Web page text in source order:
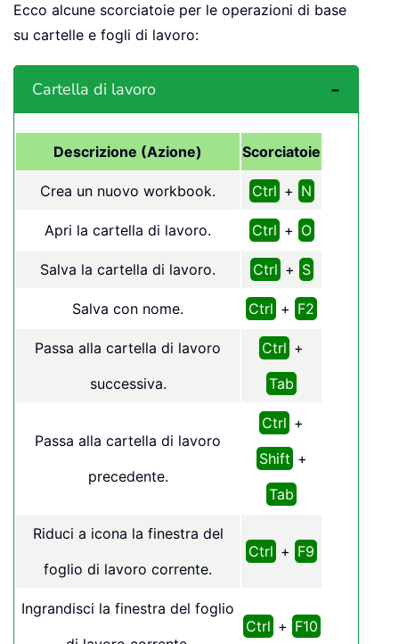
Ecco alcune scorciatoie per le operazioni di base
su cartelle e fogli di lavoro:
Cartella di lavoro
Descrizione (Azione) Scorciatoie
Crea un nuovo workbook. Ctrl + N
Apri la cartella di lavoro. Ctrl + O
Salva la cartella di lavoro. Ctrl + S
Salva con nome. Ctrl + F2
Passa alla cartella di lavoro
successiva.
Ctrl +
Tab
Passa alla cartella di lavoro
precedente.
Ctrl +
Shift +
Tab
Riduci a icona la finestra del
foglio di lavoro corrente.
Ctrl + F9
Ingrandisci la finestra del foglio
Ctrl + F10